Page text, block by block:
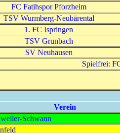
FC Fatihspor Pforzheim
TSV Wurmberg-Neubärental
1. FC Ispringen
TSV Grunbach
SV Neuhausen
Spielfrei:
Verein
Schwann